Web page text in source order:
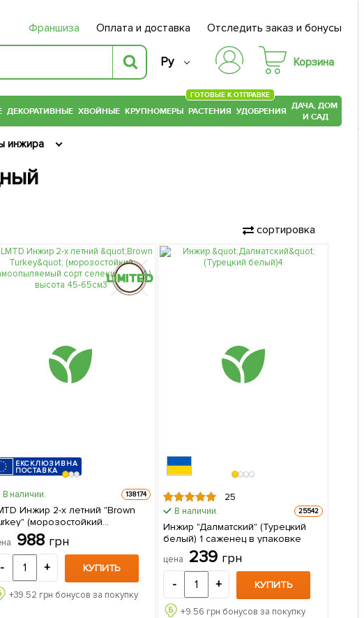
Франшиза Оплата и доставка Отследить заказ и бонусы
Ру Корзина
ДЕКОРАТИВНЫЕ ХВОЙНЫЕ КРУПНОМЕРЫ РАСТЕНИЯ
ГОТОВЫЕ К ОТПРАВКЕ
УДОБРЕНИЯ ДАЧА, ДОМ
И САД
инжира
сортировка
ЕКСКЛЮЗИВНА
ПОСТАВКА
В наличии. 138174
Инжир 2-х летний "Brown
(морозостойкий
сорт селекции
45-65см из
1 саженец в
988 грн
- + КУПИТЬ
+39.52 грн бонусов за покупку
25
В наличии. 25542
Инжир "Далматский" (Турецкий
белый) 1 саженец в упаковке
цена 239 грн
- + КУПИТЬ
+9.56 грн бонусов за покупку